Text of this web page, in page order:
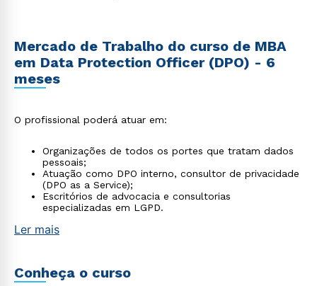
Mercado de Trabalho do curso de MBA
em Data Protection Officer (DPO) - 6
meses
O profissional poderá atuar em:
Organizações de todos os portes que tratam dados
pessoais;
Atuação como DPO interno, consultor de privacidade
(DPO as a Service);
Escritórios de advocacia e consultorias
especializadas em LGPD.
Ler mais
Conheça o curso